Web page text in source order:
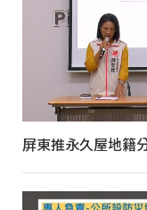
屏東推永久屋地籍